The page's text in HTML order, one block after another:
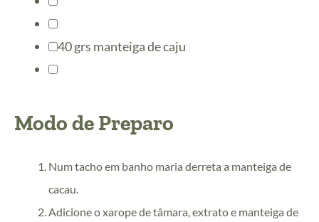
40grs manteiga de caju
Modo de Preparo
Num tacho em banho maria derreta a manteiga de
cacau.
Adicione o xarope de tâmara, extrato e manteiga de